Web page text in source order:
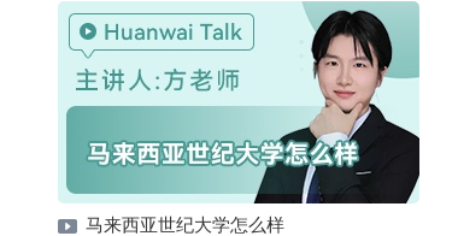
马来西亚世纪大学怎么样